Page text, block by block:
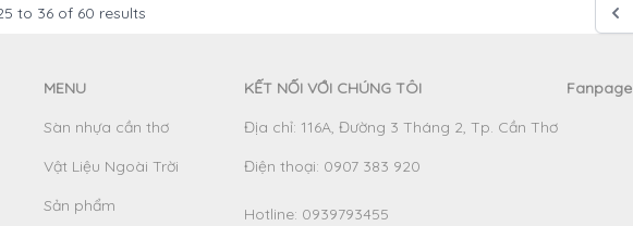
to 36 of 60 results
MENU
Sàn nhựa cần thơ
Vật Liệu Ngoài Trời
Sản phẩm
KẾT NỐI VỚI CHÚNG TÔI
Địa chỉ: 116A, Đường 3 Tháng 2, Tp. Cần Thơ
Điện thoại: 0907 383 920
Hotline: 0939793455
Fanpage